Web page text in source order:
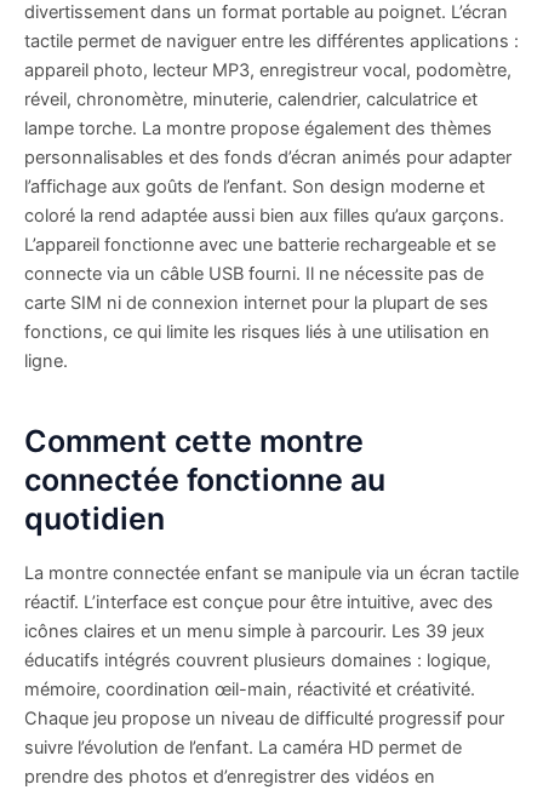
divertissement dans un format portable au poignet. L’écran
tactile permet de naviguer entre les différentes applications :
appareil photo, lecteur MP3, enregistreur vocal, podomètre,
réveil, chronomètre, minuterie, calendrier, calculatrice et
lampe torche. La montre propose également des thèmes
personnalisables et des fonds d’écran animés pour adapter
l’affichage aux goûts de l’enfant. Son design moderne et
coloré la rend adaptée aussi bien aux filles qu’aux garçons.
L’appareil fonctionne avec une batterie rechargeable et se
connecte via un câble USB fourni. Il ne nécessite pas de
carte SIM ni de connexion internet pour la plupart de ses
fonctions, ce qui limite les risques liés à une utilisation en
ligne.
Comment cette montre
connectée fonctionne au
quotidien
La montre connectée enfant se manipule via un écran tactile
réactif. L’interface est conçue pour être intuitive, avec des
icônes claires et un menu simple à parcourir. Les 39 jeux
éducatifs intégrés couvrent plusieurs domaines : logique,
mémoire, coordination œil-main, réactivité et créativité.
Chaque jeu propose un niveau de difficulté progressif pour
suivre l’évolution de l’enfant. La caméra HD permet de
prendre des photos et d’enregistrer des vidéos en